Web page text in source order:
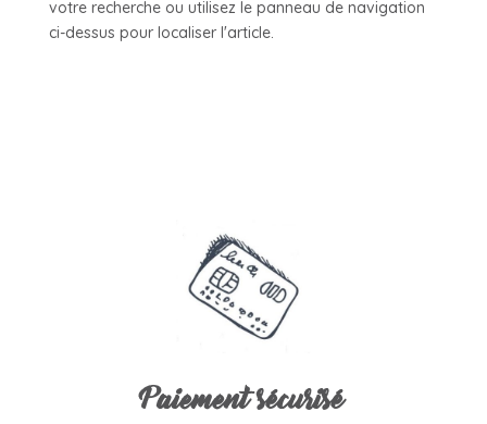
votre recherche ou utilisez le panneau de navigation
ci-dessus pour localiser l'article.
Paiement sécurisé